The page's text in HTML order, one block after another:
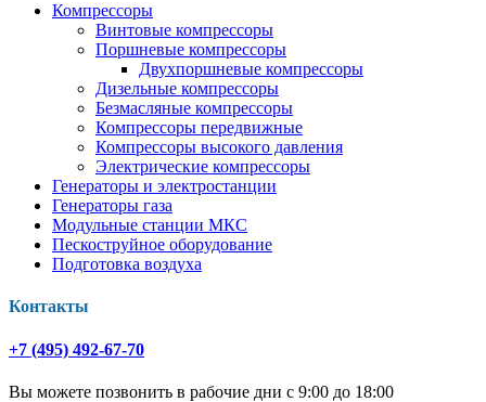
Компрессоры
Винтовые компрессоры
Поршневые компрессоры
Двухпоршневые компрессоры
Дизельные компрессоры
Безмасляные компрессоры
Компрессоры передвижные
Компрессоры высокого давления
Электрические компрессоры
Генераторы и электростанции
Генераторы газа
Модульные станции МКС
Пескоструйное оборудование
Подготовка воздуха
Контакты
+7 (495) 492-67-70
Вы можете позвонить в рабочие дни с 9:00 до 18:00